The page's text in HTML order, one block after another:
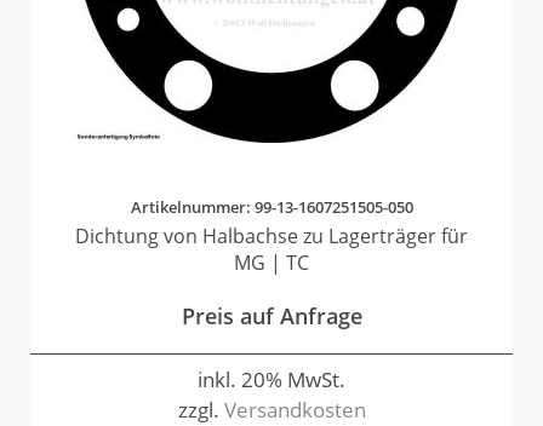
Artikelnummer: 99-13-1607251505-050
Dichtung von Halbachse zu Lagerträger für
MG | TC
Preis auf Anfrage
inkl. 20% MwSt.
zzgl. Versandkosten